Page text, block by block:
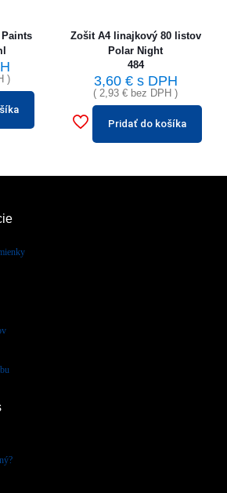
)
Zošit A4 linajkový 80 listov
Polar Night
484
3,60 €s DPH
( 2,93 € bez DPH )
Pridať do košíka